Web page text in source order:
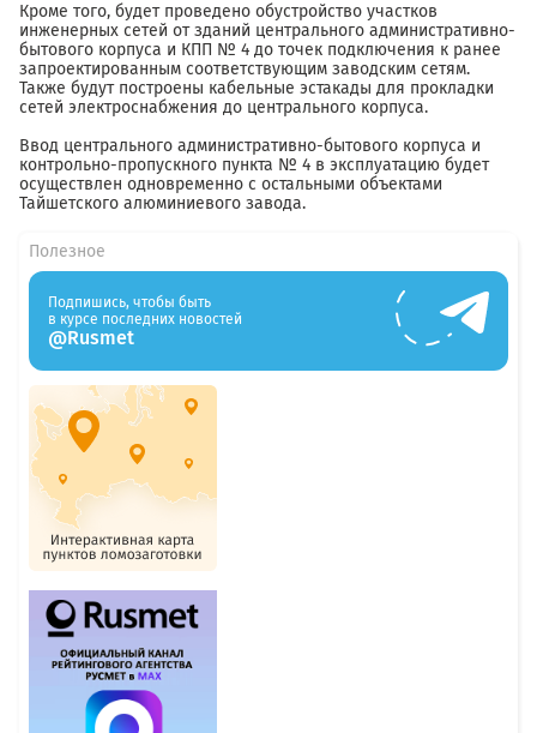
Кроме того, будет проведено обустройство участков
инженерных сетей от зданий центрального административно-
бытового корпуса и КПП № 4 до точек подключения к ранее
запроектированным соответствующим заводским сетям.
Также будут построены кабельные эстакады для прокладки
сетей электроснабжения до центрального корпуса.
Ввод центрального административно-бытового корпуса и
контрольно-пропускного пункта № 4 в эксплуатацию будет
осуществлен одновременно с остальными объектами
Тайшетского алюминиевого завода.
Полезное
Подпишись, чтобы быть
в курсе последних новостей
@Rusmet